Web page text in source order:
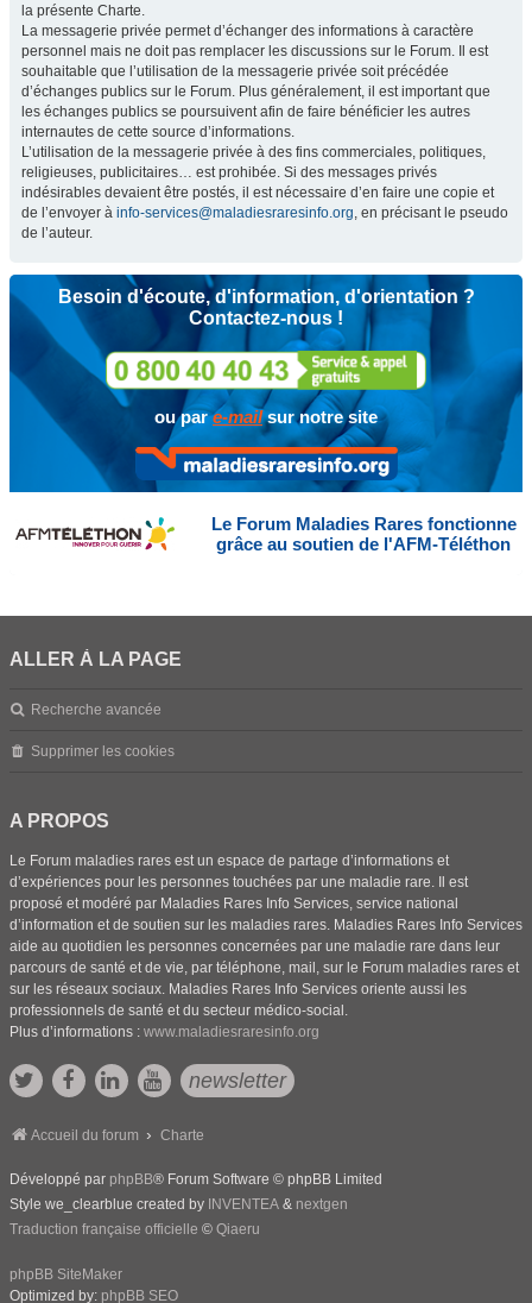
la présente Charte.
La messagerie privée permet d’échanger des informations à caractère
personnel mais ne doit pas remplacer les discussions sur le Forum. Il est
souhaitable que l’utilisation de la messagerie privée soit précédée
d’échanges publics sur le Forum. Plus généralement, il est important que
les échanges publics se poursuivent afin de faire bénéficier les autres
internautes de cette source d’informations.
L’utilisation de la messagerie privée à des fins commerciales, politiques,
religieuses, publicitaires… est prohibée. Si des messages privés
indésirables devaient être postés, il est nécessaire d’en faire une copie et
de l’envoyer à info-services@maladiesraresinfo.org, en précisant le pseudo
de l’auteur.
Besoin d'écoute, d'information, d'orientation ?
Contactez-nous !
ou pare-mailsur notre site
Le Forum Maladies Rares fonctionne
grâce au soutien de l'AFM-Téléthon
ALLER À LA PAGE
Recherche avancée
Supprimer les cookies
A PROPOS
Le Forum maladies rares est un espace de partage d’informations et
d’expériences pour les personnes touchées par une maladie rare. Il est
proposé et modéré par Maladies Rares Info Services, service national
d’information et de soutien sur les maladies rares. Maladies Rares Info Services
aide au quotidien les personnes concernées par une maladie rare dans leur
parcours de santé et de vie, par téléphone, mail, sur le Forum maladies rares et
sur les réseaux sociaux. Maladies Rares Info Services oriente aussi les
professionnels de santé et du secteur médico-social.
Plus d’informations : www.maladiesraresinfo.org
newsletter
Accueil du forum Charte
Développé par phpBB® Forum Software © phpBB Limited
Style we_clearblue created by INVENTEA & nextgen
Traduction française officielle © Qiaeru
phpBB SiteMaker
Optimized by: phpBB SEO